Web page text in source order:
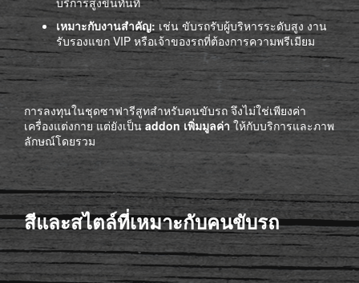
เหมาะกับงานสำคัญ: เช่น ขับรถรับผู้บริหารระดับสูง งาน
รับรองแขก VIP หรือเจ้าของรถที่ต้องการความพรีเมียม
การลงทุนในชุดซาฟารีสูทสำหรับคนขับรถ จึงไม่ใช่เพียงค่า
เครื่องแต่งกาย แต่ยังเป็น addon เพิ่มมูลค่า ให้กับบริการและภาพ
ลักษณ์โดยรวม
สีและสไตล์ที่เหมาะกับคนขับรถ